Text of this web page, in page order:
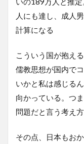
人にも達し、成人
計算になる
こういう国が抱え
儒教思想が国内で
いかと私は感じる
向かっている。つ
問題だと言う考え方
その点、日本もお